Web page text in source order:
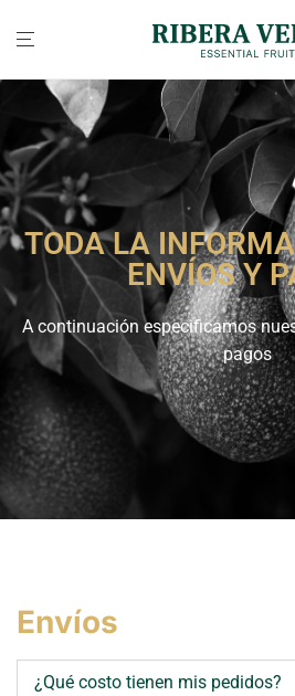
TODA LA
ENVÍOS Y
A continuación especificamos
pagos
Envíos
¿Qué costo tienen mis pedidos?